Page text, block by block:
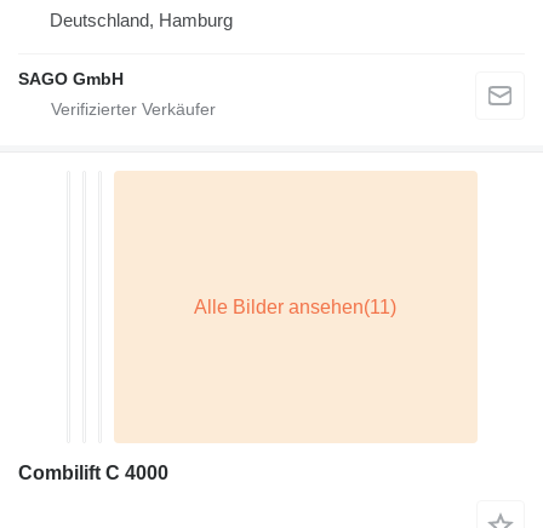
Deutschland, Hamburg
SAGO GmbH
Combilift C 4000